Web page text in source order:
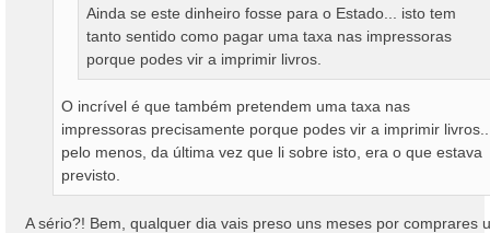
Ainda se este dinheiro fosse para o Estado... isto tem
tanto sentido como pagar uma taxa nas impressoras
porque podes vir a imprimir livros.
O incrível é que também pretendem uma taxa nas
impressoras precisamente porque podes vir a imprimir
pelo menos, da última vez que li sobre isto, era o que estava
previsto.
A sério?! Bem, qualquer dia vais preso uns meses por comprares